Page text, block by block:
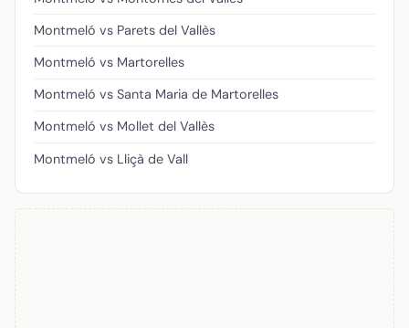
Montmeló vs Parets del Vallès
Montmeló vs Martorelles
Montmeló vs Santa Maria de Martorelles
Montmeló vs Mollet del Vallès
Montmeló vs Lliçà de Vall